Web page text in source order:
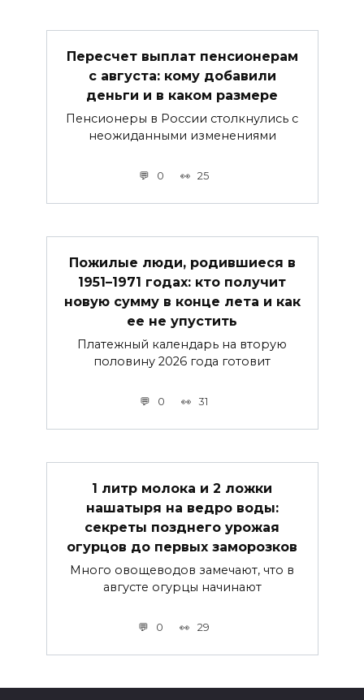
Пересчет выплат пенсионерам
с августа: кому добавили
деньги и в каком размере
Пенсионеры в России столкнулись с
неожиданными изменениями
0 25
Пожилые люди, родившиеся в
1951–1971 годах: кто получит
новую сумму в конце лета и как
ее не упустить
Платежный календарь на вторую
половину 2026 года готовит
0 31
1 литр молока и 2 ложки
нашатыря на ведро воды:
секреты позднего урожая
огурцов до первых заморозков
Много овощеводов замечают, что в
августе огурцы начинают
0 29